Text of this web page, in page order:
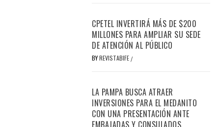
CPETEL INVERTIRÁ MÁS DE $200
MILLONES PARA AMPLIAR SU SEDE
DE ATENCIÓN AL PÚBLICO
BYREVISTABIFE /
LA PAMPA BUSCA ATRAER
INVERSIONES PARA EL MEDANITO
CON UNA PRESENTACIÓN ANTE
EMBAJADAS Y CONSULADOS